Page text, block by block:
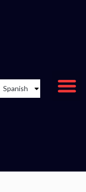
Spanish